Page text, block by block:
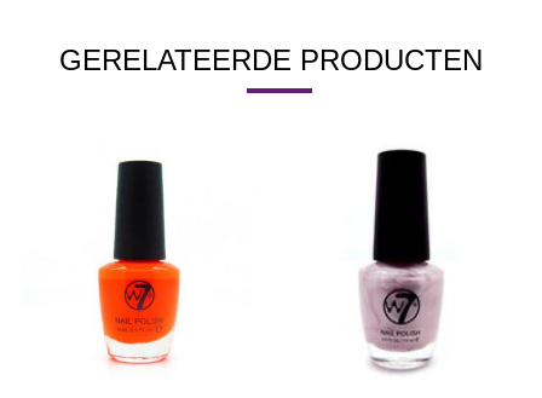
GERELATEERDE PRODUCTEN